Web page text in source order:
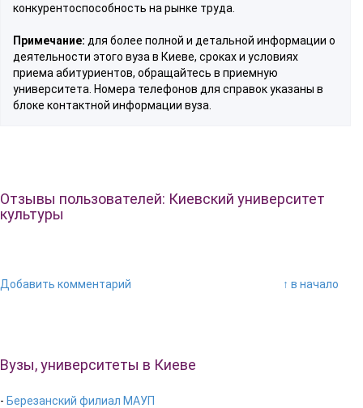
конкурентоспособность на рынке труда.
Примечание: для более полной и детальной информации о
деятельности этого вуза в Киеве, сроках и условиях
приема абитуриентов, обращайтесь в приемную
университета. Номера телефонов для справок указаны в
блоке контактной информации вуза.
Отзывы пользователей: Киевский университет
культуры
Добавить комментарий ↑ в начало
Вузы, университеты в Киеве
- Березанский филиал МАУП